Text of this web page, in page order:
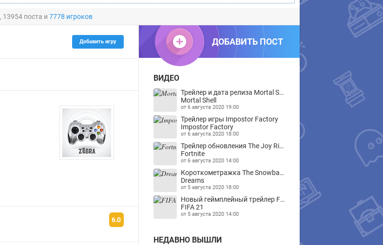
, 13954 поста и 7778 игроков
Добавить игру
6.0
ДОБАВИТЬ ПОСТ
ВИДЕО
Трейлер и дата релиза Mortal Shell
Mortal Shell
от 6 августа 2020 19:00
Трейлер игры Impostor Factory
Impostor Factory
от 6 августа 2020 18:00
Трейлер обновления The Joy Ride для Fortnite
Fortnite
от 6 августа 2020 14:00
Короткометражка The Snowball, созданная в песочнице Dreams
Dreams
от 5 августа 2020 18:00
Новый геймплейный трейлер FIFA 21
FIFA 21
от 5 августа 2020 14:00
НЕДАВНО ВЫШЛИ